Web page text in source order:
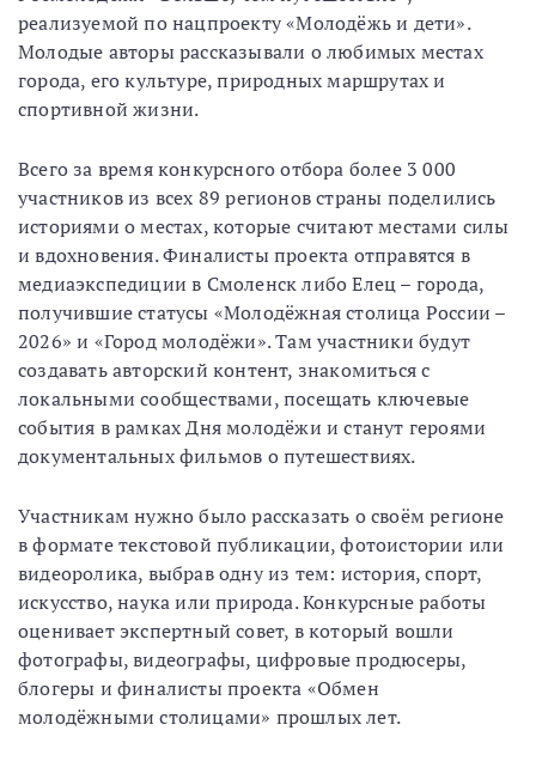
реализуемой по нацпроекту «Молодёжь и дети».
Молодые авторы рассказывали о любимых местах
города, его культуре, природных маршрутах и
спортивной жизни.
Всего за время конкурсного отбора более 3 000
участников из всех 89 регионов страны поделились
историями о местах, которые считают местами силы
и вдохновения. Финалисты проекта отправятся в
медиаэкспедиции в Смоленск либо Елец – города,
получившие статусы «Молодёжная столица России –
2026» и «Город молодёжи». Там участники будут
создавать авторский контент, знакомиться с
локальными сообществами, посещать ключевые
события в рамках Дня молодёжи и станут героями
документальных фильмов о путешествиях.
Участникам нужно было рассказать о своём регионе
в формате текстовой публикации, фотоистории или
видеоролика, выбрав одну из тем: история, спорт,
искусство, наука или природа. Конкурсные работы
оценивает экспертный совет, в который вошли
фотографы, видеографы, цифровые продюсеры,
блогеры и финалисты проекта «Обмен
молодёжными столицами» прошлых лет.